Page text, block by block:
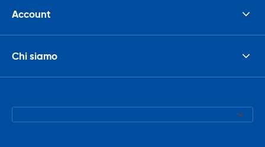
Account
Chi siamo